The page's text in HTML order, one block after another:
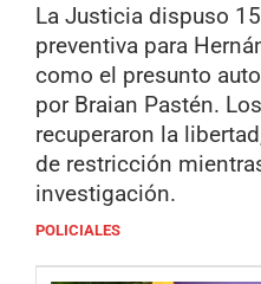
La Justicia dispuso
preventiva para
como el presunto
por Braian Pastén.
recuperaron la
de restricción
investigación.
POLICIALES